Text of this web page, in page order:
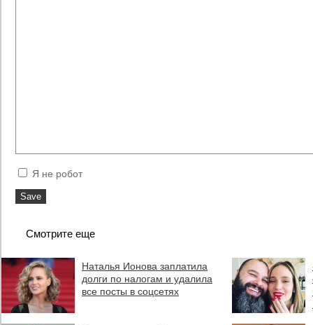
Я не робот
Смотрите еще
Наталья Ионова заплатила
долги по налогам и удалила
все посты в соцсетях